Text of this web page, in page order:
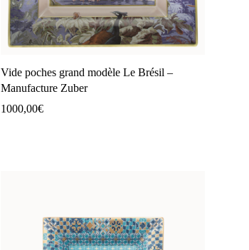
Vide poches grand modèle Le Brésil –
Manufacture Zuber
1000,00€